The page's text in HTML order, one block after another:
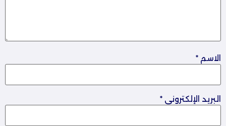
الاسم *
البريد الإلكتروني *